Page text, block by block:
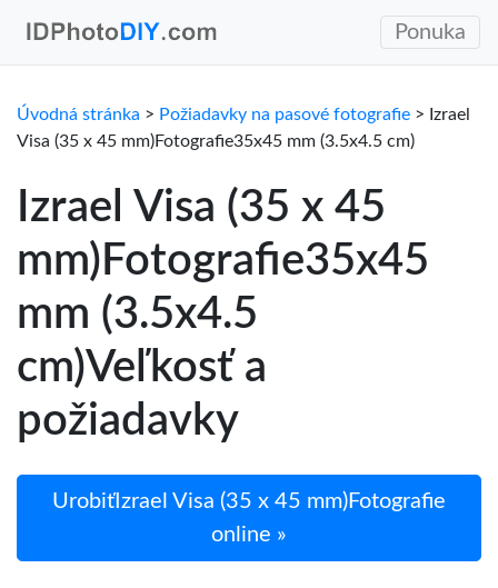
Ponuka
Úvodná stránka > Požiadavky na pasové fotografie > Izrael
Visa (35 x 45 mm)Fotografie35x45 mm (3.5x4.5 cm)
Izrael Visa (35 x 45
mm)Fotografie35x45
mm (3.5x4.5
cm)Veľkosť a
požiadavky
UrobiťIzrael Visa (35 x 45 mm)Fotografie
online »